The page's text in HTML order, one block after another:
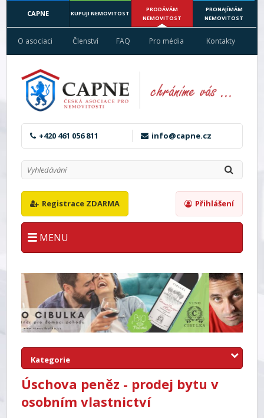
CAPNE KUPUJI NEMOVITOST
PRODÁVÁM
NEMOVITOST
PRONAJÍMÁM
NEMOVITOST
O asociaci Členství FAQ Pro média Kontakty
+420 461 056 811 info@capne.cz
Registrace ZDARMA Přihlášení
MENU
Kategorie
Úschova peněz - prodej bytu v
osobním vlastnictví